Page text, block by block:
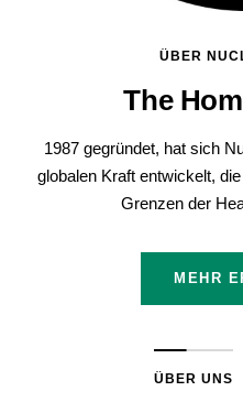
ÜBER
The
1987 gegründet, hat sich
globalen Kraft entwickelt,
Grenzen der
MEHR
ÜBER UNS